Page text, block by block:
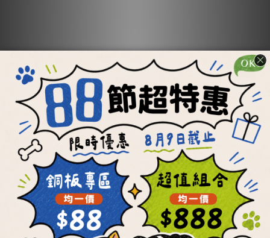
【OKi肉骨餅】任選
不同口味2件95折組
合優惠
NT$1,393 ~ NT$3,920
ADD TO CART
【OKi肉骨餅】滿漢
全席套餐組
NT$1,205 ~ NT$3,550
NT$6,472
ADD TO CART